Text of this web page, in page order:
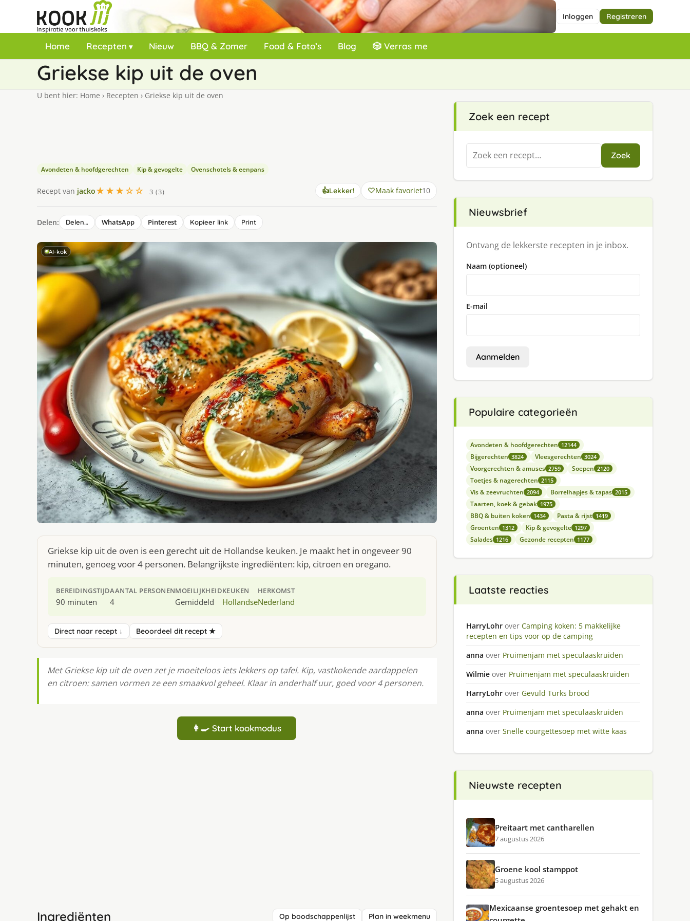
Inloggen Registreren
Home Recepten Nieuw BBQ & Zomer Food & Foto’s Blog 🎲 Verras me
Griekse kip uit de oven
U bent hier: Home › Recepten › Griekse kip uit de oven
Avondeten & hoofdgerechten Kip & gevogelte Ovenschotels & eenpans
Recept van jacko★★★☆☆ 3 (3) 👍Lekker! Maak favoriet10
Delen: Delen… WhatsApp Pinterest Kopieer link Print
AI-kok
Griekse kip uit de oven is een gerecht uit de Hollandse keuken. Je maakt het in ongeveer 90
minuten, genoeg voor 4 personen. Belangrijkste ingrediënten: kip, citroen en oregano.
BEREIDINGSTIJD
90 minuten
AANTAL PERSONEN
4
MOEILIJKHEID
Gemiddeld
KEUKEN
Hollandse
HERKOMST
Nederland
Direct naar recept ↓ Beoordeel dit recept ★
Met Griekse kip uit de oven zet je moeiteloos iets lekkers op tafel. Kip, vastkokende aardappelen
en citroen: samen vormen ze een smaakvol geheel. Klaar in anderhalf uur, goed voor 4 personen.
👩‍🍳 Start kookmodus
Ingrediënten Op boodschappenlijst Plan in weekmenu
Zoek een recept
Zoeken
naar:
Zoek
Nieuwsbrief
Ontvang de lekkerste recepten in je inbox.
Naam (optioneel)
E-mail
Aanmelden
Populaire categorieën
Avondeten & hoofdgerechten 12144
Bijgerechten 3824 Vleesgerechten 3024
Voorgerechten & amuses 2759 Soepen 2120
Toetjes & nagerechten 2115
Vis & zeevruchten 2094 Borrelhapjes & tapas 2015
Taarten, koek & gebak 1975
BBQ & buiten koken 1434 Pasta & rijst 1419
Groenten 1312 Kip & gevogelte 1297
Salades 1216 Gezonde recepten 1177
Laatste reacties
HarryLohr over Camping koken: 5 makkelijke
recepten en tips voor op de camping
anna over Pruimenjam met speculaaskruiden
Wilmie over Pruimenjam met speculaaskruiden
HarryLohr over Gevuld Turks brood
anna over Pruimenjam met speculaaskruiden
anna over Snelle courgettesoep met witte kaas
Nieuwste recepten
Preitaart met cantharellen
7 augustus 2026
Groene kool stamppot
5 augustus 2026
Mexicaanse groentesoep met gehakt en